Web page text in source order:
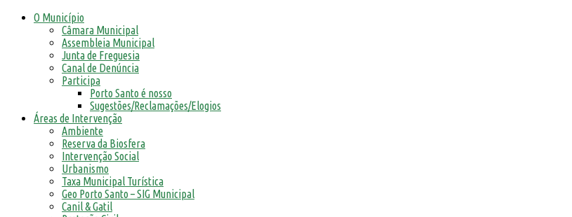
O Município
Câmara Municipal
Assembleia Municipal
Junta de Freguesia
Canal de Denúncia
Participa
Porto Santo é nosso
Sugestões/Reclamações/Elogios
Áreas de Intervenção
Ambiente
Reserva da Biosfera
Intervenção Social
Urbanismo
Taxa Municipal Turística
Geo Porto Santo – SIG Municipal
Canil & Gatil